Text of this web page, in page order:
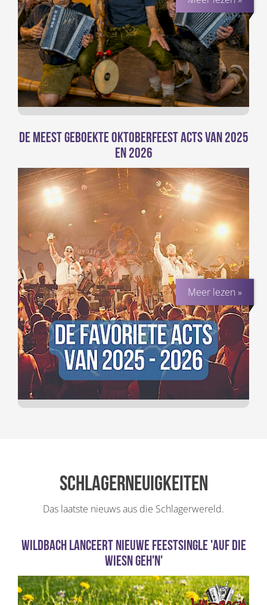
De meest geboekte Oktoberfeest acts van 2025
en 2026
Meer lezen »
Schlagerneuigkeiten
Das laatste nieuws aus die Schlagerwereld.
Wildbach lanceert nieuwe feestsingle 'Auf die
Wiesn geh'n'